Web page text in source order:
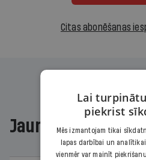
Citas abonēšanas
Jaunākajā žurnālā
Lai
piekrist
Mēs izmantojam tikai
lapas darbībai un
vienmēr var mainīt